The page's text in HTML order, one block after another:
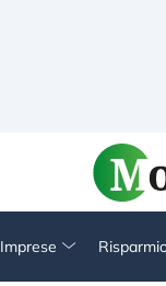
Imprese